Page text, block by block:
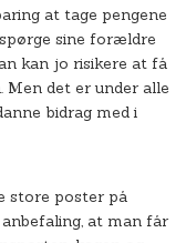
at tage pengene
sine forældre
kan jo risikere at få
det er under alle
bidrag med i
store poster på
at man får